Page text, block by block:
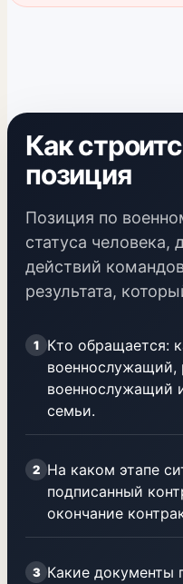
Как
позиция
Позиция по
статуса человека,
действий
результата,
1
Кто обращается:
военнослужащий,
военнослужащий
семьи.
2 На каком этапе
подписанный
окончание
3 Какие документы